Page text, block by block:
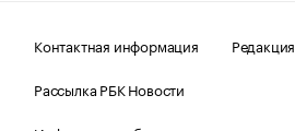
Контактная информация
Редакция
Рассылка РБК Новости